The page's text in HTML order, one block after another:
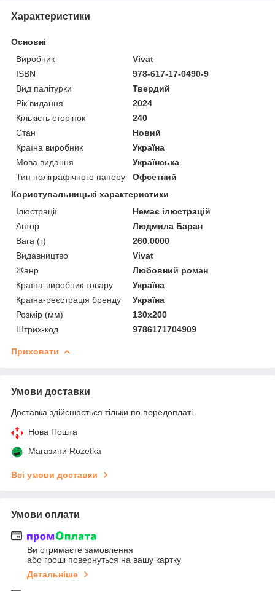
Характеристики
Основні
Виробник
Vivat
ISBN
978-617-17-0490-9
Вид палітурки
Твердий
Рік видання
2024
Кількість сторінок
240
Стан
Новий
Країна виробник
Україна
Мова видання
Українська
Тип поліграфічного паперу
Офсетний
Користувальницькі характеристики
Ілюстрації
Немає ілюстрацій
Автор
Людмила Баран
Вага (г)
260.0000
Видавництво
Vivat
Жанр
Любовний роман
Країна-виробник товару
Україна
Країна-реєстрація бренду
Україна
Розмір (мм)
130х200
Штрих-код
9786171704909
Приховати
Умови доставки
Доставка здійснюється тільки по передоплаті.
Нова Пошта
Магазини Rozetka
Всі умови доставки
Умови оплати
Ви отримаєте замовлення
або гроші повернуться на вашу картку
Детальніше